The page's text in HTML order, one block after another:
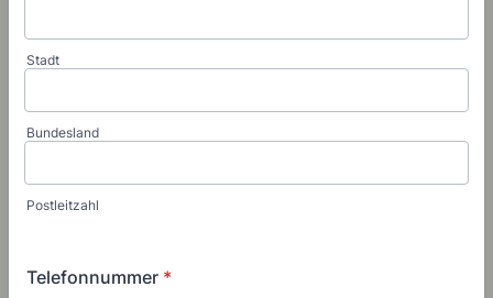
Stadt
Bundesland
Postleitzahl
Telefonnummer *